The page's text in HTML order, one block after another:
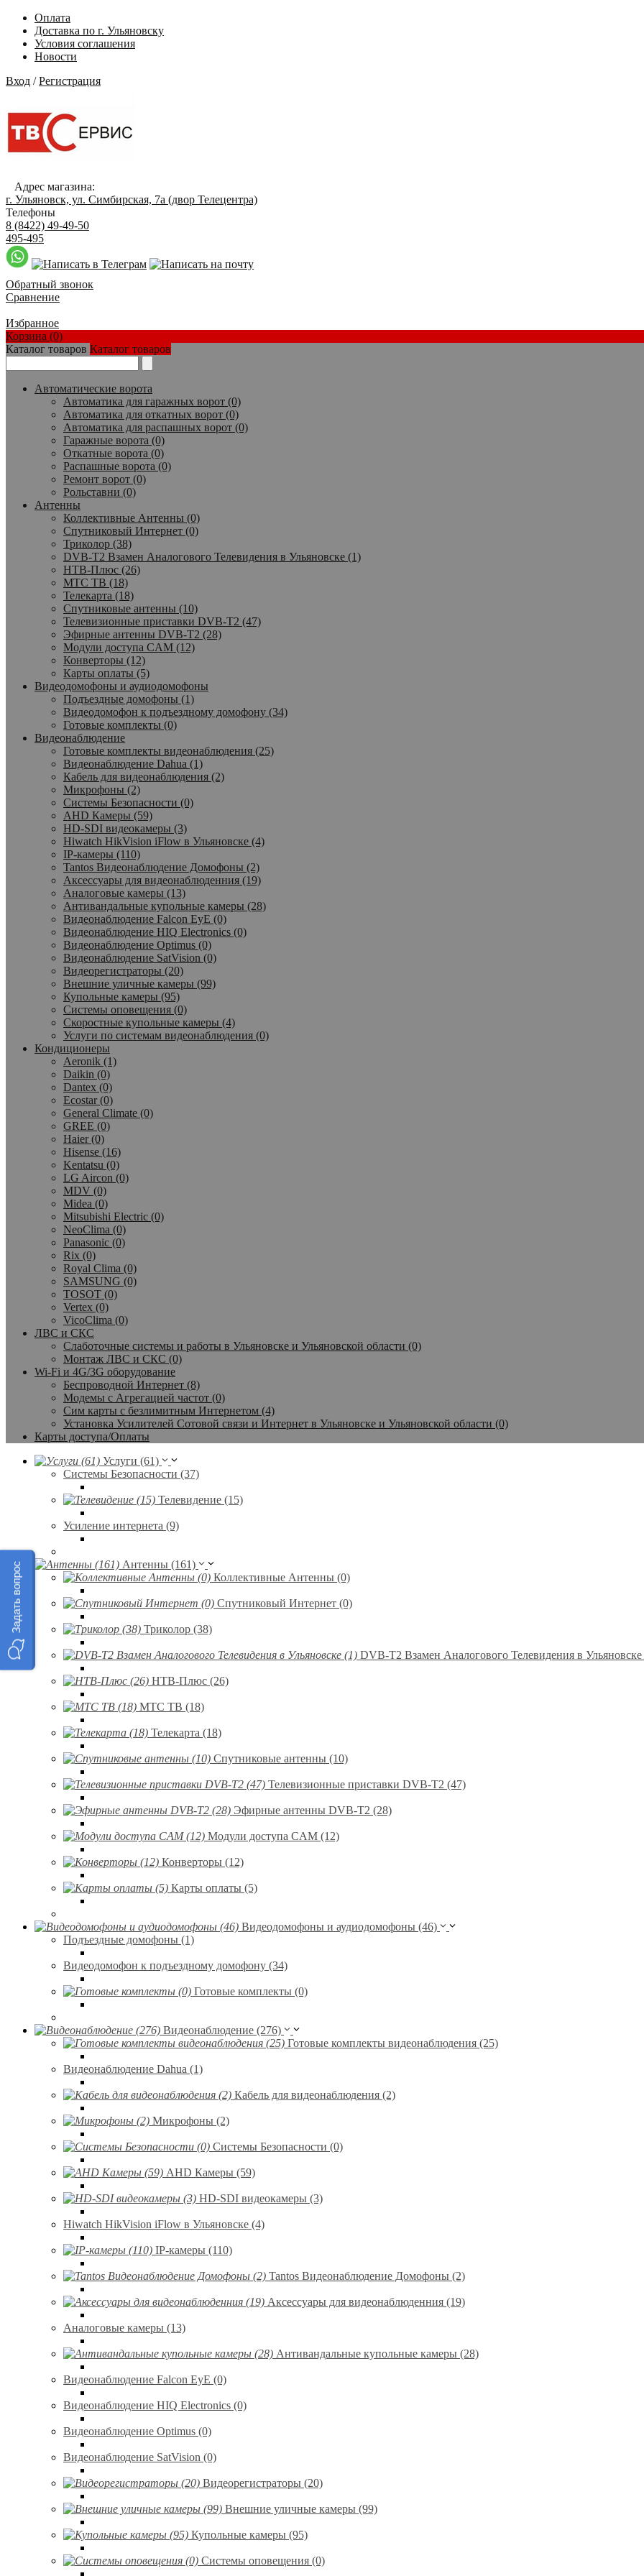
Оплата
Доставка по г. Ульяновску
Условия соглашения
Новости
Вход /Регистрация
Адрес магазина:
г. Ульяновск, ул. Симбирская, 7а (двор Телецентра)
Телефоны
8 (8422) 49-49-50
495-495
Обратный звонок
Сравнение
Избранное
Корзина (0)
Каталог товаров Каталог товаров
Автоматические ворота
Автоматика для гаражных ворот (0)
Автоматика для откатных ворот (0)
Автоматика для распашных ворот (0)
Гаражные ворота (0)
Откатные ворота (0)
Распашные ворота (0)
Ремонт ворот (0)
Рольставни (0)
Антенны
Коллективные Антенны (0)
Спутниковый Интернет (0)
Триколор (38)
DVB-T2 Взамен Аналогового Телевидения в Ульяновске (1)
НТВ-Плюс (26)
МТС ТВ (18)
Телекарта (18)
Спутниковые антенны (10)
Телевизионные приставки DVB-T2 (47)
Эфирные антенны DVB-T2 (28)
Модули доступа CAM (12)
Конверторы (12)
Карты оплаты (5)
Видеодомофоны и аудиодомофоны
Подъездные домофоны (1)
Видеодомофон к подъездному домофону (34)
Готовые комплекты (0)
Видеонаблюдение
Готовые комплекты видеонаблюдения (25)
Видеонаблюдение Dahua (1)
Кабель для видеонаблюдения (2)
Микрофоны (2)
Системы Безопасности (0)
AHD Камеры (59)
HD-SDI видеокамеры (3)
Hiwatch HikVision iFlow в Ульяновске (4)
IP-камеры (110)
Tantos Видеонаблюдение Домофоны (2)
Аксессуары для видеонаблюденния (19)
Аналоговые камеры (13)
Антивандальные купольные камеры (28)
Видеонаблюдение Falcon EyE (0)
Видеонаблюдение HIQ Electronics (0)
Видеонаблюдение Optimus (0)
Видеонаблюдение SatVision (0)
Видеорегистраторы (20)
Внешние уличные камеры (99)
Купольные камеры (95)
Системы оповещения (0)
Скоростные купольные камеры (4)
Услуги по системам видеонаблюдения (0)
Кондиционеры
Aeronik (1)
Daikin (0)
Dantex (0)
Ecostar (0)
General Climate (0)
GREE (0)
Haier (0)
Hisense (16)
Kentatsu (0)
LG Aircon (0)
MDV (0)
Midea (0)
Mitsubishi Electric (0)
NeoClima (0)
Panasonic (0)
Rix (0)
Royal Clima (0)
SAMSUNG (0)
TOSOT (0)
Vertex (0)
VicoClima (0)
ЛВС и СКС
Слаботочные системы и работы в Ульяновске и Ульяновской области (0)
Монтаж ЛВС и СКС (0)
Wi-Fi и 4G/3G оборудование
Беспроводной Интернет (8)
Модемы с Агрегацией частот (0)
Сим карты с безлимитным Интернетом (4)
Установка Усилителей Сотовой связи и Интернет в Ульяновске и Ульяновской области (0)
Карты доступа/Оплаты
Услуги (61)
Системы Безопасности (37)
Телевидение (15)
Усиление интернета (9)
Антенны (161)
Коллективные Антенны (0)
Спутниковый Интернет (0)
Триколор (38)
DVB-T2 Взамен Аналогового Телевидения в Ульяновске
НТВ-Плюс (26)
МТС ТВ (18)
Телекарта (18)
Спутниковые антенны (10)
Телевизионные приставки DVB-T2 (47)
Эфирные антенны DVB-T2 (28)
Модули доступа CAM (12)
Конверторы (12)
Карты оплаты (5)
Видеодомофоны и аудиодомофоны (46)
Подъездные домофоны (1)
Видеодомофон к подъездному домофону (34)
Готовые комплекты (0)
Видеонаблюдение (276)
Готовые комплекты видеонаблюдения (25)
Видеонаблюдение Dahua (1)
Кабель для видеонаблюдения (2)
Микрофоны (2)
Системы Безопасности (0)
AHD Камеры (59)
HD-SDI видеокамеры (3)
Hiwatch HikVision iFlow в Ульяновске (4)
IP-камеры (110)
Tantos Видеонаблюдение Домофоны (2)
Аксессуары для видеонаблюденния (19)
Аналоговые камеры (13)
Антивандальные купольные камеры (28)
Видеонаблюдение Falcon EyE (0)
Видеонаблюдение HIQ Electronics (0)
Видеонаблюдение Optimus (0)
Видеонаблюдение SatVision (0)
Видеорегистраторы (20)
Внешние уличные камеры (99)
Купольные камеры (95)
Системы оповещения (0)
Задать вопрос